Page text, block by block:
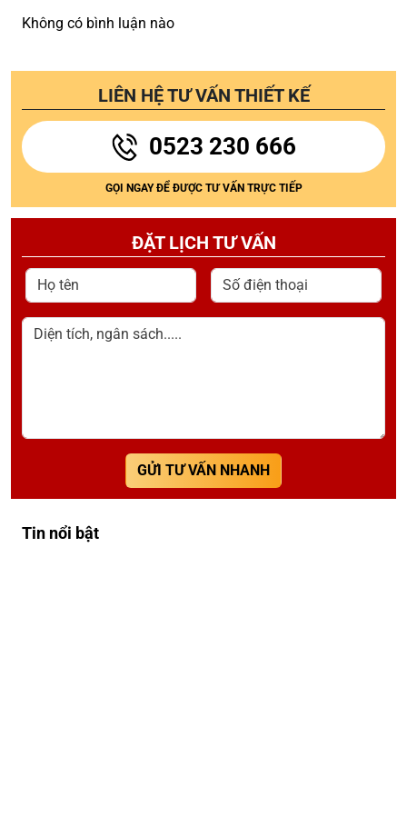
Không có bình luận nào
LIÊN HỆ TƯ VẤN THIẾT KẾ
0523 230 666
GỌI NGAY ĐỂ ĐƯỢC TƯ VẤN TRỰC TIẾP
ĐẶT LỊCH TƯ VẤN
Họ tên Số điện thoại
Diện tích, ngân sách.....
GỬI TƯ VẤN NHANH
Tin nổi bật